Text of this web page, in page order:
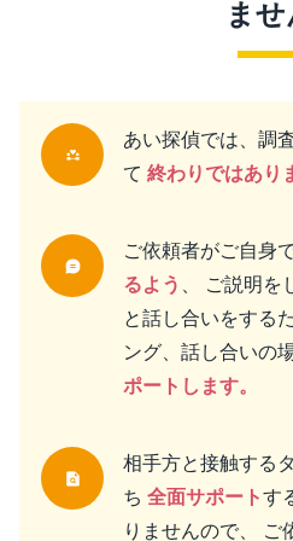
ませ
あい探偵では、調
て 終わりではあり
ご依頼者がご自身
るよう
、 ご説明
と話し合いをする
ング、話し合いの
ポートします。
相手方と接触する
ち 全面サポートす
りませんので、 ご